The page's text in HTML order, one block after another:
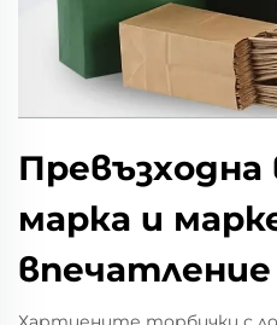
марка и
впечатление